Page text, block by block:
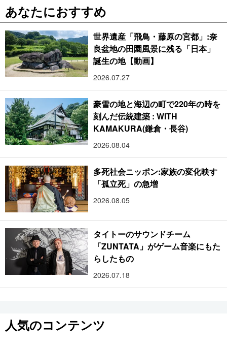
あなたにおすすめ
世界遺産「飛鳥・藤原の宮都」:奈
良盆地の田園風景に残る「日本」
誕生の地【動画】
2026.07.27
豪雪の地と海辺の町で220年の時を
刻んだ伝統建築 : WITH
KAMAKURA(鎌倉・長谷)
2026.08.04
多死社会ニッポン:家族の変化映す
「孤立死」の急増
2026.08.05
タイトーのサウンドチーム
「ZUNTATA」がゲーム音楽にもた
らしたもの
2026.07.18
人気のコンテンツ